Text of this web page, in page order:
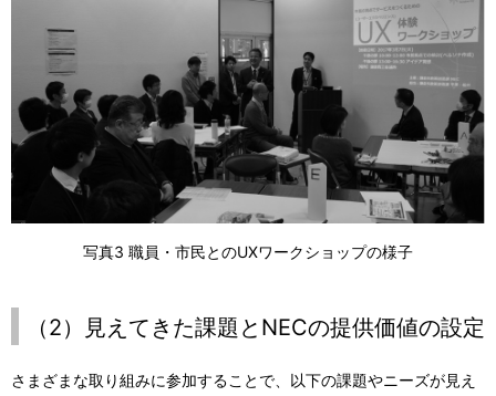
写真3 職員・市民とのUXワークショップの様子
（2）見えてきた課題とNECの提供価値の設定
さまざまな取り組みに参加することで、以下の課題やニーズが見え